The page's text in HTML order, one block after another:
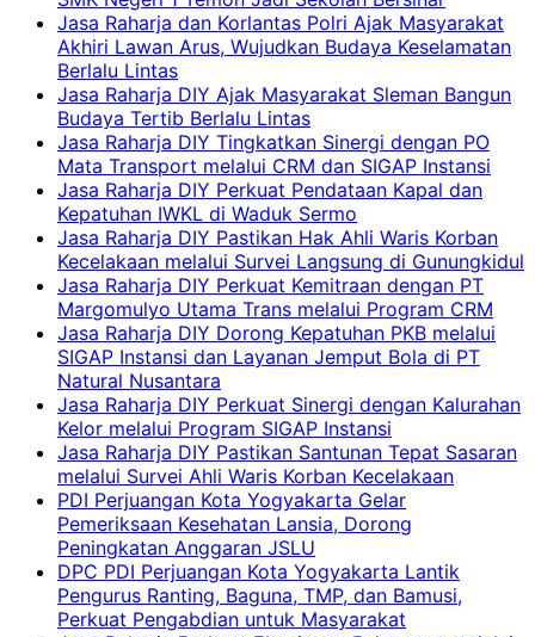
Jasa Raharja dan Korlantas Polri Ajak Masyarakat
Akhiri Lawan Arus, Wujudkan Budaya Keselamatan
Berlalu Lintas
Jasa Raharja DIY Ajak Masyarakat Sleman Bangun
Budaya Tertib Berlalu Lintas
Jasa Raharja DIY Tingkatkan Sinergi dengan PO
Mata Transport melalui CRM dan SIGAP Instansi
Jasa Raharja DIY Perkuat Pendataan Kapal dan
Kepatuhan IWKL di Waduk Sermo
Jasa Raharja DIY Pastikan Hak Ahli Waris Korban
Kecelakaan melalui Survei Langsung di Gunungkidul
Jasa Raharja DIY Perkuat Kemitraan dengan PT
Margomulyo Utama Trans melalui Program CRM
Jasa Raharja DIY Dorong Kepatuhan PKB melalui
SIGAP Instansi dan Layanan Jemput Bola di PT
Natural Nusantara
Jasa Raharja DIY Perkuat Sinergi dengan Kalurahan
Kelor melalui Program SIGAP Instansi
Jasa Raharja DIY Pastikan Santunan Tepat Sasaran
melalui Survei Ahli Waris Korban Kecelakaan
PDI Perjuangan Kota Yogyakarta Gelar
Pemeriksaan Kesehatan Lansia, Dorong
Peningkatan Anggaran JSLU
DPC PDI Perjuangan Kota Yogyakarta Lantik
Pengurus Ranting, Baguna, TMP, dan Bamusi,
Perkuat Pengabdian untuk Masyarakat